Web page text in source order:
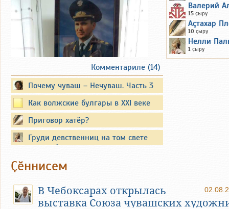
Валерий
15 ҫыру
Аçтахар
10 ҫыру
Нелли
1 ҫыру
Вместо предисловия
Существуют официальные
опубликованные биографии
известных политиков. Они также
Но все события и обстоятельства из
их жизни объять невозможно. Между
тем, иногда самое интересное
остаётся неизвестным
Комментариле (14)
Почему чуваш – Нечуваш. Часть 3
Как волжские булгары в XXI веке
татарами стали
Приговор хатӗр?
Груди девственниц на том свете
кусать будут змеи злые...
Ҫӗннисем
В Чебоксарах открылась
выставка Союза чувашских